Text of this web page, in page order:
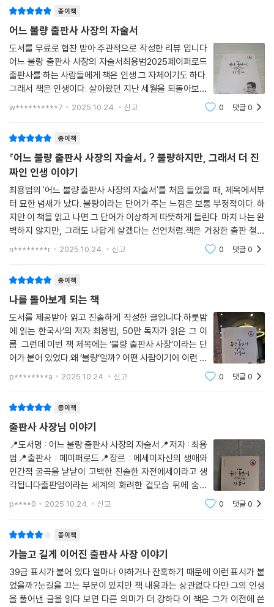
종이책
어느 불량 출판사 사장의 자술서
도서를 무료로 협찬 받아 주관적으로 작성한 리뷰 입니다
어느 불량 출판사 사장의 자술서최용범2025페이퍼로드
출판사를 하는 사람들에게 책은 인생 그 자체이기도 하다.
그래서 책은 인생이다. 살아왔던 지난 세월을 되돌아보면
거의 대부분이 출판사에서 낸 책과 저자들. 그리고 그 책
w**********7 2025.10.24. 신고 0 댓글0
종이책
『어느 불량 출판사 사장의 자술서』 ? 불량하지만, 그래서 더 진
짜인 인생 이야기
최용범의 '어느 불량 출판사 사장의 자술서'를 처음 들었을 때, 제목에서부
터 묘한 냄새가 났다. 불량이라는 단어가 주는 느낌은 보통 부정적이다. 하
지만 이 책을 읽고 나면 그 단어가 이상하게 따뜻하게 들린다. 마치 나는 완
벽하지 않지만, 그래도 나답게 살겠다는 선언처럼.책은 거창한 출판 철학
이나 성공담으로 시작하지 않는다. 오히려 출판이라는 바닥에서 고군분투
n********r 2025.10.24. 신고 0 댓글0
종이책
나를 돌아보게 되는 책
도서를 제공받아 읽고 진솔하게 작성한 글입니다.하룻밤
에 읽는 한국사’의 저자 최용범, 50만 독자가 읽은 그 이
름. 그런데 이번 책 제목에는 ‘불량 출판사 사장’이라는 단
어가 붙어 있었다.왜 ‘불량’일까? 어떤 사람이기에 이런 제
목을 붙였을까 하는 호기심에 책장을 열었다. 그리고 곧,
책 속으로 깊이 빠져들었다.이 책은 한 사람의 인생 이야
p********a 2025.10.24. 신고 0 댓글0
종이책
출판사 사장님 이야기
📍도서명 : 어느 불량 출판사 사장의 자술서📍저자 : 최용
범📍출판사 : 페이퍼로드📍장르 : 에세이자신의 생애와
인간적 굴곡을 낱낱이 고백한 진솔한 자전에세이라고 생
각됩니다출판업이라는 세계의 화려한 겉모습 뒤에 숨은
치열한 현실을솔직하게 고백한 기록입니다흔히 책을 만
든다는 말 속에는 낭만과 지성이 깃들어 있는듯하지만, 작
p****0 2025.10.24. 신고 0 댓글0
종이책
가늘고 길게 이어진 출판사 사장 이야기
39금 표시가 붙어 있다.얼마나 야하거나 잔혹하기 때문에 이런 표시가 붙
었을까?눈길을 끄는 부분이 있지만 책 내용과는 상관없다.다만 그의 인생
을 풀어낸 글을 읽다 보면 다른 의미가 더 강하다.이 책은 그가 이전에 쓴